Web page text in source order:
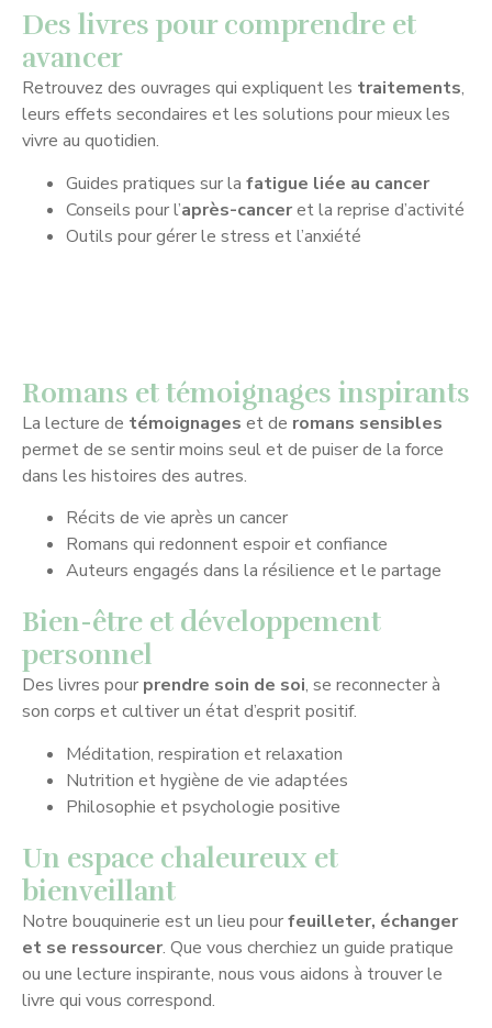
Des livres pour comprendre et
avancer
Retrouvez des ouvrages qui expliquent les traitements,
leurs effets secondaires et les solutions pour mieux les
vivre au quotidien.
Guides pratiques sur la fatigue liée au cancer
Conseils pour l’après-canceret la reprise d’activité
Outils pour gérer le stress et l’anxiété
Romans et témoignages inspirants
La lecture de témoignages et de romans sensibles
permet de se sentir moins seul et de puiser de la force
dans les histoires des autres.
Récits de vie après un cancer
Romans qui redonnent espoir et confiance
Auteurs engagés dans la résilience et le partage
Bien-être et développement
personnel
Des livres pour prendre soin de soi, se reconnecter à
son corps et cultiver un état d’esprit positif.
Méditation, respiration et relaxation
Nutrition et hygiène de vie adaptées
Philosophie et psychologie positive
Un espace chaleureux et
bienveillant
Notre bouquinerie est un lieu pourfeuilleter, échanger
et se ressourcer. Que vous cherchiez un guide pratique
ou une lecture inspirante, nous vous aidons à trouver le
livre qui vous correspond.